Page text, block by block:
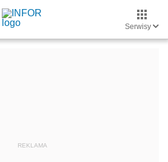
Serwisy